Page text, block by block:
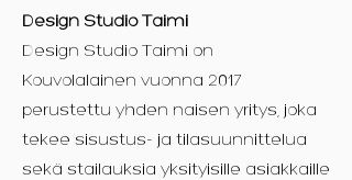
Design Studio Taimi
Design Studio Taimi on
Kouvolalainen vuonna 2017
perustettu yhden naisen yritys, joka
tekee sisustus- ja tilasuunnittelua
sekä stailauksia yksityisille asiakkaille